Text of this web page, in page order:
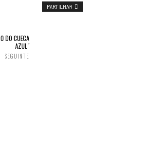
PARTILHAR
DO CUECA
AZUL"
SEGUINTE